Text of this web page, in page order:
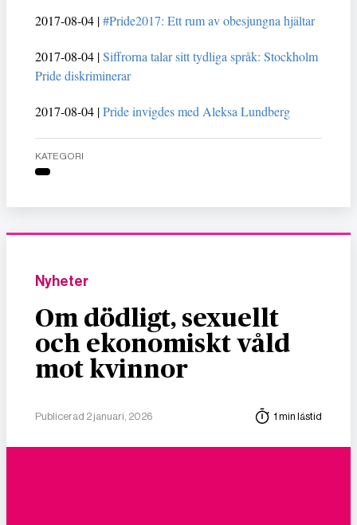
2017-08-04 |#Pride2017: Ett rum av obesjungna hjältar
2017-08-04 |Siffrorna talar sitt tydliga språk: Stockholm
Pride diskriminerar
2017-08-04 |Pride invigdes med Aleksa Lundberg
KATEGORI
Nyheter
Om dödligt, sexuellt
och ekonomiskt våld
mot kvinnor
Publicerad 2 januari, 2026 1 min lästid